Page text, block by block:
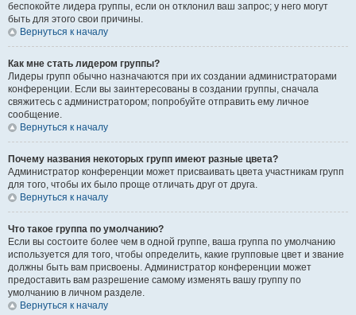
беспокойте лидера группы, если он отклонил ваш запрос; у него могут
быть для этого свои причины.
Вернуться к началу
Как мне стать лидером группы?
Лидеры групп обычно назначаются при их создании администраторами
конференции. Если вы заинтересованы в создании группы, сначала
свяжитесь с администратором; попробуйте отправить ему личное
сообщение.
Вернуться к началу
Почему названия некоторых групп имеют разные цвета?
Администратор конференции может присваивать цвета участникам групп
для того, чтобы их было проще отличать друг от друга.
Вернуться к началу
Что такое группа по умолчанию?
Если вы состоите более чем в одной группе, ваша группа по умолчанию
используется для того, чтобы определить, какие групповые цвет и звание
должны быть вам присвоены. Администратор конференции может
предоставить вам разрешение самому изменять вашу группу по
умолчанию в личном разделе.
Вернуться к началу